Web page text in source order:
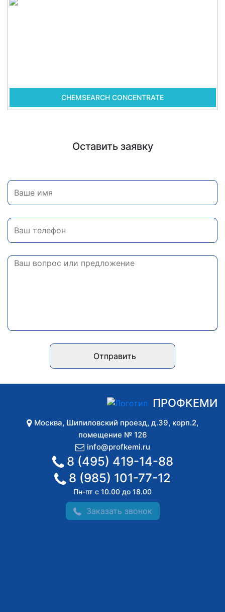
CHEMSEARCH CONCENTRATE
Оставить заявку
Отправить
ПРОФКЕМИ
Москва, Шипиловский проезд, д.39, корп.2,
помещение № 126
info@profkemi.ru
8 (495) 419-14-88
8 (985) 101-77-12
Пн-пт с 10.00 до 18.00
Заказать звонок